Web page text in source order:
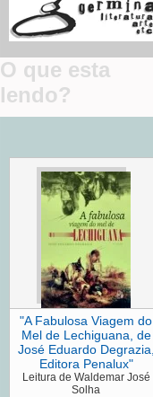
O que esta
lendo?
"A Fabulosa Viagem do
Mel de Lechiguana, de
José Eduardo Degrazia,
Editora Penalux"
Leitura de Waldemar José
Solha